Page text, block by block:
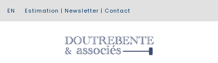
Estimation | Newsletter | Contact